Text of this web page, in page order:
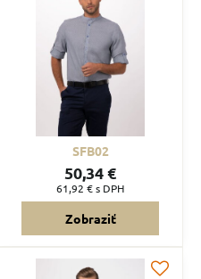
SFB02
50,34 €
61,92 €s DPH
Zobraziť